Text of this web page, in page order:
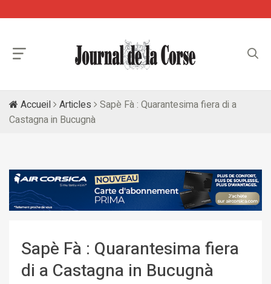
Accueil Articles
Sapè Fà : Quarantesima fiera di a
Castagna in Bucugnà
Sapè Fà : Quarantesima fiera
di a Castagna in Bucugnà